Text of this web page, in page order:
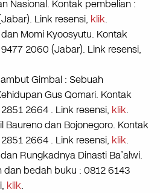
Nasional. Kontak pembelian :
Link resensi, klik.
Momi Kyoosyutu. Kontak
2060 (Jabar). Link resensi,
Gimbal : Sebuah
Gus Qomari. Kontak
2664 . Link resensi, klik.
Baureno dan Bojonegoro. Kontak
2664 . Link resensi, klik.
Rungkadnya Dinasti Ba’alwi.
dan bedah buku : 0812 6143
klik.